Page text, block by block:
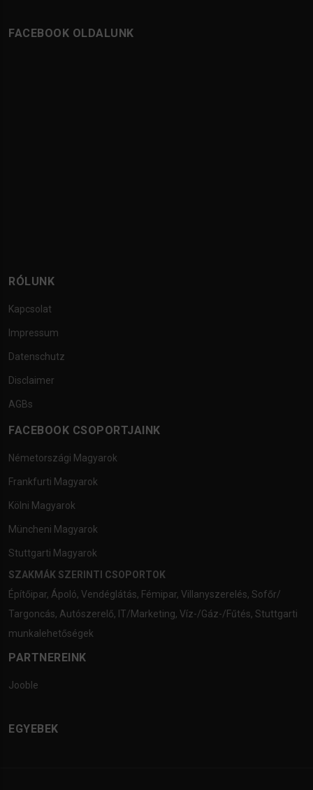
FACEBOOK OLDALUNK
RÓLUNK
Kapcsolat
Impressum
Datenschutz
Disclaimer
AGBs
FACEBOOK CSOPORTJAINK
Németországi Magyarok
Frankfurti Magyarok
Kölni Magyarok
Müncheni Magyarok
Stuttgarti Magyarok
SZAKMÁK SZERINTI CSOPORTOK
Építőipar, Ápoló, Vendéglátás, Fémipar, Villanyszerelés, Sofőr/
Targoncás, Autószerelő, IT/Marketing, Víz-/Gáz-/Fűtés, Stuttgarti
munkalehetőségek
PARTNEREINK
Jooble
EGYEBEK